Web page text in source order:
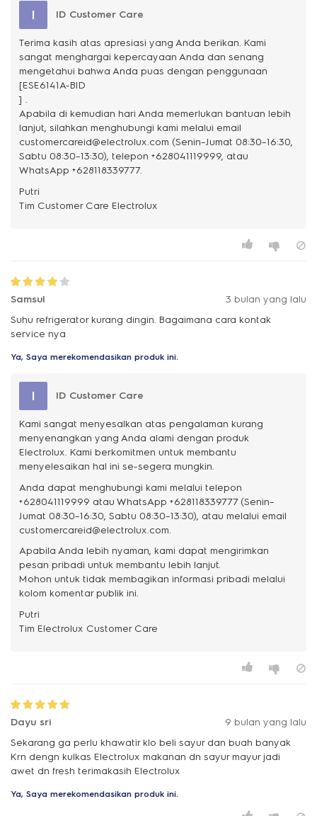
I ID Customer Care
Terima kasih atas apresiasi yang Anda berikan. Kami
sangat menghargai kepercayaan Anda dan senang
mengetahui bahwa Anda puas dengan penggunaan
[ESE6141A-BID
] .
Apabila di kemudian hari Anda memerlukan bantuan lebih
lanjut, silahkan menghubungi kami melalui email
customercareid@electrolux.com (Senin–Jumat 08:30–16:30,
Sabtu 08:30–13:30), telepon +628041119999, atau
WhatsApp +628118339777.
Putri
Samsul
3 bulan yang lalu
Suhu refrigerator kurang dingin. Bagaimana cara kontak
service nya
Ya, Saya merekomendasikan produk ini.
I ID Customer Care
Kami sangat menyesalkan atas pengalaman kurang
menyenangkan yang Anda alami dengan produk
Electrolux. Kami berkomitmen untuk membantu
menyelesaikan hal ini se-segera mungkin.
Anda dapat menghubungi kami melalui telepon
+628041119999 atau WhatsApp +628118339777 (Senin–
Jumat 08:30–16:30, Sabtu 08:30–13:30), atau melalui email
customercareid@electrolux.com.
Apabila Anda lebih nyaman, kami dapat mengirimkan
pesan pribadi untuk membantu lebih lanjut.
Mohon untuk tidak membagikan informasi pribadi melalui
kolom komentar publik ini.
Putri
Dayu sri
9 bulan yang lalu
Sekarang ga perlu khawatir klo beli sayur dan buah banyak
Krn dengn kulkas Electrolux makanan dn sayur mayur jadi
awet dn fresh terimakasih Electrolux
Ya, Saya merekomendasikan produk ini.